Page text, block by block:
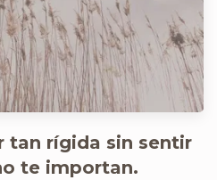
tan rígida sin sentir
te importan.